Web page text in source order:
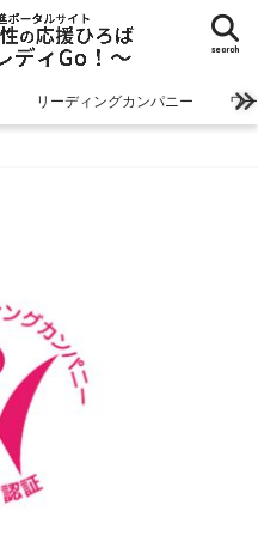
search
リーディングカンパニー ワ